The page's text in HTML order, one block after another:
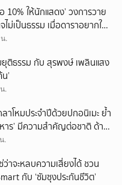
10% ให้นักแสดง’ วงการวาย
ไม่เป็นธรรม เมื่อดาราอยากให้มี
.
ติธรรม กับ สุรพงษ์ เพลินแสง
’
.
โหมประจำปีด้วยปกอนิเมะ ย้ำ
าร’ มีความสำคัญต่อชาติ ด้าน
ยประวัติศาสตร์
.
ว่าจะหลบความเสี่ยงได้ ชวน
กับ ‘ซัมซุงประกันชีวิต’